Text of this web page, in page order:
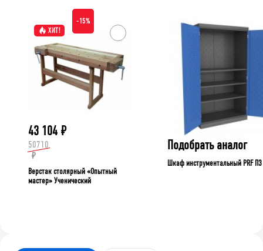
ХИТ!
-15%
43 104 ₽
50710
₽
Верстак столярный «Опытный
мастер» Ученический
Подобрать аналог
Шкаф инструментальный PRF П3